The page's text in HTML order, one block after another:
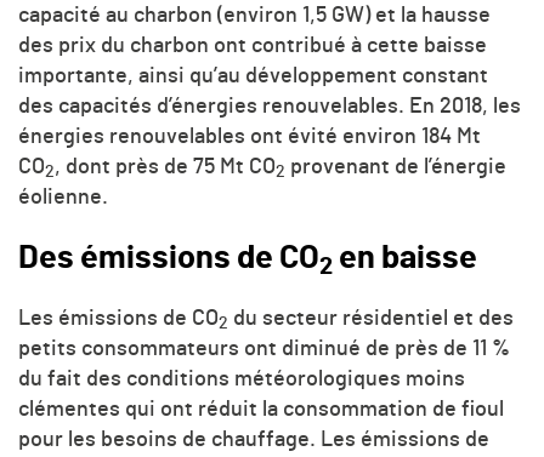
capacité au charbon (environ 1,5 GW) et la hausse
des prix du charbon ont contribué à cette baisse
importante, ainsi qu’au développement constant
des capacités d’énergies renouvelables. En 2018, les
énergies renouvelables ont évité environ 184 Mt
CO2, dont près de 75 Mt CO2 provenant de l’énergie
éolienne.
Des émissions de CO2 en baisse
Les émissions de CO2 du secteur résidentiel et des
petits consommateurs ont diminué de près de 11 %
du fait des conditions météorologiques moins
clémentes qui ont réduit la consommation de fioul
pour les besoins de chauffage. Les émissions de